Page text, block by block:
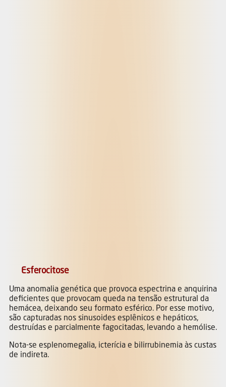
Esferocitose
Uma anomalia genética que provoca espectrina e anquirina
deficientes que provocam queda na tensão estrutural da
hemácea, deixando seu formato esférico. Por esse motivo,
são capturadas nos sinusoides esplênicos e hepáticos,
destruídas e parcialmente fagocitadas, levando a hemólise.
Nota-se esplenomegalia, icterícia e bilirrubinemia às custas
de indireta.